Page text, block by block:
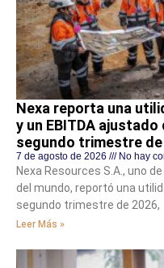
Nexa reporta una
y un EBITDA
segundo trimestre de
7 de agosto de 2026 No hay
Nexa Resources S.A., uno
del mundo, reportó una
segundo trimestre de 2026,
Leer Más »